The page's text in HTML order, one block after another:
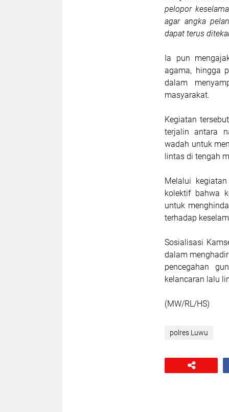
pelopor
agar angka
dapat terus
Ia pun
agama, hingga
dalam
masyarakat.
Kegiatan
terjalin antara
wadah untuk
lintas di tengah
Melalui
kolektif bahwa
untuk
terhadap
Sosialisasi
dalam
pencegahan
kelancaran lalu
(MW/RL/HS)
polres Luwu